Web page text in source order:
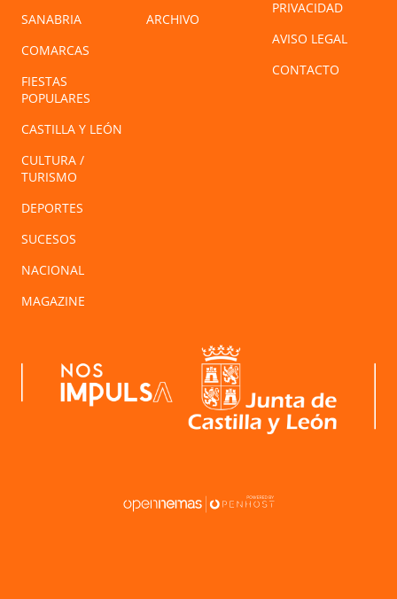
SANABRIA
COMARCAS
FIESTAS
POPULARES
CASTILLA Y LEÓN
CULTURA /
TURISMO
DEPORTES
SUCESOS
NACIONAL
MAGAZINE
ARCHIVO
PRIVACIDAD
AVISO LEGAL
CONTACTO